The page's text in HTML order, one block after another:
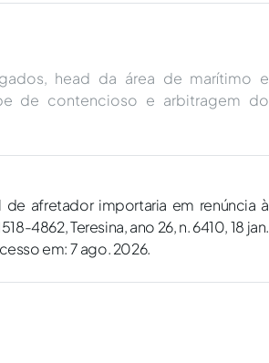
head da área de marítimo e
de contencioso e arbitragem do
de afretador importaria em renúncia à
4862, Teresina, ano 26, n. 6410, 18 jan.
em: 7 ago. 2026.